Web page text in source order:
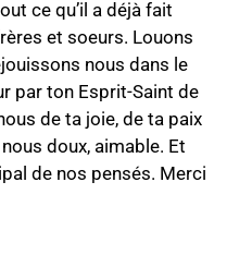
ce qu’il a déjà fait
et soeurs. Louons
nous dans le
par ton Esprit-Saint de
de ta joie, de ta paix
doux, aimable. Et
de nos pensés. Merci